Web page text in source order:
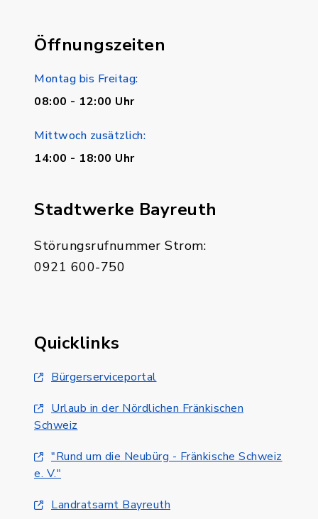
Öffnungszeiten
Montag bis Freitag:
08:00 - 12:00 Uhr
Mittwoch zusätzlich:
14:00 - 18:00 Uhr
Stadtwerke Bayreuth
Störungsrufnummer Strom:
0921 600-750
Quicklinks
Bürgerserviceportal
Urlaub in der Nördlichen Fränkischen
Schweiz
"Rund um die Neubürg - Fränkische Schweiz
e. V."
Landratsamt Bayreuth